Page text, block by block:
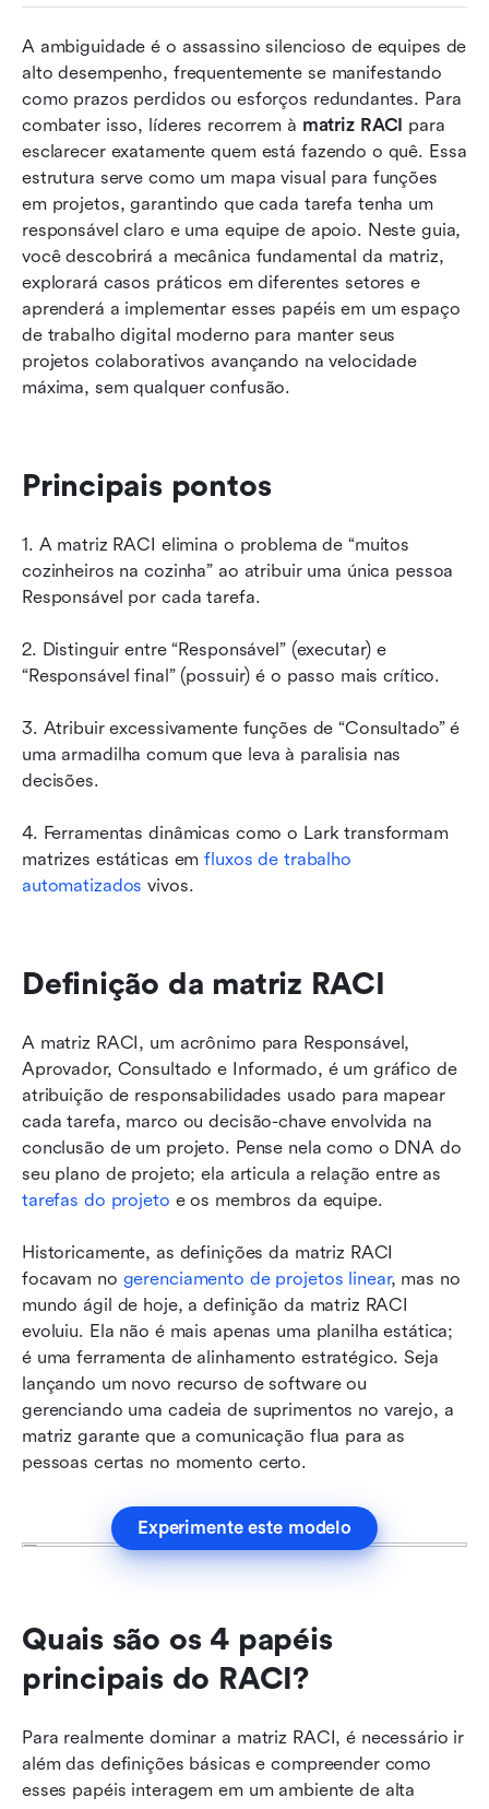
A ambiguidade é o assassino silencioso de equipes de
alto desempenho, frequentemente se manifestando
como prazos perdidos ou esforços redundantes. Para
combater isso, líderes recorrem à matriz RACI para
esclarecer exatamente quem está fazendo o quê. Essa
estrutura serve como um mapa visual para funções
em projetos, garantindo que cada tarefa tenha um
responsável claro e uma equipe de apoio. Neste guia,
você descobrirá a mecânica fundamental da matriz,
explorará casos práticos em diferentes setores e
aprenderá a implementar esses papéis em um espaço
de trabalho digital moderno para manter seus
projetos colaborativos avançando na velocidade
máxima, sem qualquer confusão.
Principais pontos
1. A matriz RACI elimina o problema de “muitos
cozinheiros na cozinha” ao atribuir uma única pessoa
Responsável por cada tarefa.
2. Distinguir entre “Responsável” (executar) e
“Responsável final” (possuir) é o passo mais crítico.
3. Atribuir excessivamente funções de “Consultado” é
uma armadilha comum que leva à paralisia nas
decisões.
4. Ferramentas dinâmicas como o Lark transformam
matrizes estáticas em fluxos de trabalho
automatizados vivos.
Definição da matriz RACI
A matriz RACI, um acrônimo para Responsável,
Aprovador, Consultado e Informado, é um gráfico de
atribuição de responsabilidades usado para mapear
cada tarefa, marco ou decisão-chave envolvida na
conclusão de um projeto. Pense nela como o DNA do
tarefas do projeto e os membros da equipe.
Historicamente, as definições da matriz RACI
focavam no gerenciamento de projetos linear, mas no
mundo ágil de hoje, a definição da matriz RACI
evoluiu. Ela não é mais apenas uma planilha estática;
é uma ferramenta de alinhamento estratégico. Seja
lançando um novo recurso de software ou
gerenciando uma cadeia de suprimentos no varejo, a
matriz garante que a comunicação flua para as
pessoas certas no momento certo.
Experimente este modelo
Quais são os 4 papéis
principais do RACI?
Para realmente dominar a matriz RACI, é necessário ir
além das definições básicas e compreender como
esses papéis interagem em um ambiente de alta
Como criar uma matriz RACI passo a passo
Exemplos de matriz RACI por caso de uso
Escolha moderna: como o Lark simplifica seu
fluxo de trabalho RACI com facilidade
Melhores práticas da matriz RACI
Erros comuns que as equipes cometem com
matrizes RACI
Conclusão
Perguntas frequentes